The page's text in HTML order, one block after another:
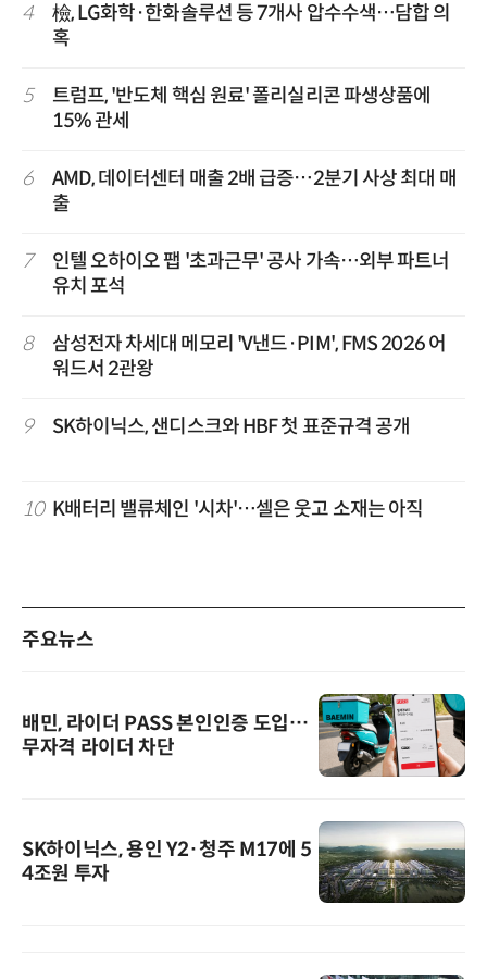
4
檢, LG화학·한화솔루션 등 7개사 압수수색…담합 의
혹
5
트럼프, '반도체 핵심 원료' 폴리실리콘 파생상품에
15% 관세
6
AMD, 데이터센터 매출 2배 급증…2분기 사상 최대 매
출
7
인텔 오하이오 팹 '초과근무' 공사 가속…외부 파트너
유치 포석
8
삼성전자 차세대 메모리 'V낸드·PIM', FMS 2026 어
워드서 2관왕
9 SK하이닉스, 샌디스크와 HBF 첫 표준규격 공개
10 K배터리 밸류체인 '시차'…셀은 웃고 소재는 아직
주요뉴스
배민, 라이더 PASS 본인인증 도입…
무자격 라이더 차단
SK하이닉스, 용인 Y2·청주 M17에 5
4조원 투자